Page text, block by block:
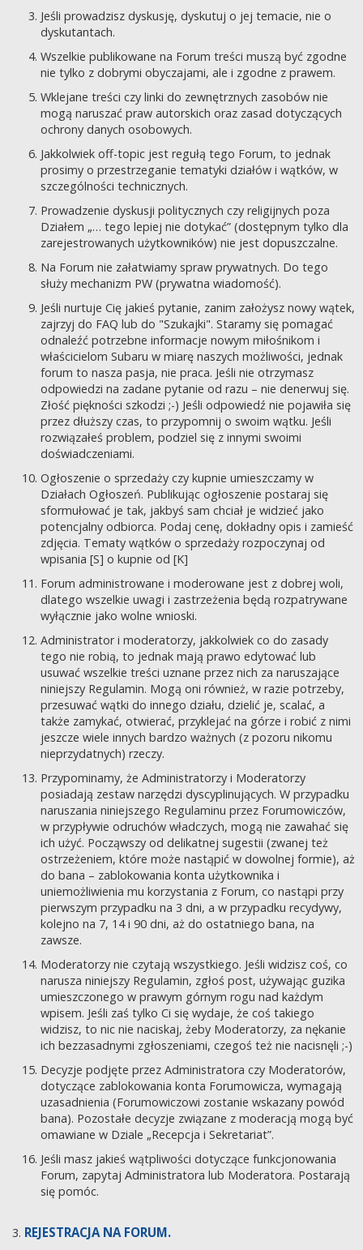
Jeśli prowadzisz dyskusję, dyskutuj o jej temacie, nie o
dyskutantach.
Wszelkie publikowane na Forum treści muszą być zgodne
nie tylko z dobrymi obyczajami, ale i zgodne z prawem.
Wklejane treści czy linki do zewnętrznych zasobów nie
mogą naruszać praw autorskich oraz zasad dotyczących
ochrony danych osobowych.
Jakkolwiek off-topic jest regułą tego Forum, to jednak
prosimy o przestrzeganie tematyki działów i wątków, w
szczególności technicznych.
Prowadzenie dyskusji politycznych czy religijnych poza
Działem „… tego lepiej nie dotykać” (dostępnym tylko dla
zarejestrowanych użytkowników) nie jest dopuszczalne.
Na Forum nie załatwiamy spraw prywatnych. Do tego
służy mechanizm PW (prywatna wiadomość).
Jeśli nurtuje Cię jakieś pytanie, zanim założysz nowy wątek,
zajrzyj do FAQ lub do "Szukajki". Staramy się pomagać
odnaleźć potrzebne informacje nowym miłośnikom i
właścicielom Subaru w miarę naszych możliwości, jednak
forum to nasza pasja, nie praca. Jeśli nie otrzymasz
odpowiedzi na zadane pytanie od razu – nie denerwuj się.
Złość piękności szkodzi ;-) Jeśli odpowiedź nie pojawiła się
przez dłuższy czas, to przypomnij o swoim wątku. Jeśli
rozwiązałeś problem, podziel się z innymi swoimi
doświadczeniami.
Ogłoszenie o sprzedaży czy kupnie umieszczamy w
Działach Ogłoszeń. Publikując ogłoszenie postaraj się
sformułować je tak, jakbyś sam chciał je widzieć jako
potencjalny odbiorca. Podaj cenę, dokładny opis i zamieść
zdjęcia. Tematy wątków o sprzedaży rozpoczynaj od
wpisania [S] o kupnie od [K]
Forum administrowane i moderowane jest z dobrej woli,
dlatego wszelkie uwagi i zastrzeżenia będą rozpatrywane
wyłącznie jako wolne wnioski.
Administrator i moderatorzy, jakkolwiek co do zasady
tego nie robią, to jednak mają prawo edytować lub
usuwać wszelkie treści uznane przez nich za naruszające
niniejszy Regulamin. Mogą oni również, w razie potrzeby,
przesuwać wątki do innego działu, dzielić je, scalać, a
także zamykać, otwierać, przyklejać na górze i robić z nimi
jeszcze wiele innych bardzo ważnych (z pozoru nikomu
nieprzydatnych) rzeczy.
Przypominamy, że Administratorzy i Moderatorzy
posiadają zestaw narzędzi dyscyplinujących. W przypadku
naruszania niniejszego Regulaminu przez Forumowiczów,
w przypływie odruchów władczych, mogą nie zawahać się
ich użyć. Począwszy od delikatnej sugestii (zwanej też
ostrzeżeniem, które może nastąpić w dowolnej formie), aż
do bana – zablokowania konta użytkownika i
uniemożliwienia mu korzystania z Forum, co nastąpi przy
pierwszym przypadku na 3 dni, a w przypadku recydywy,
kolejno na 7, 14 i 90 dni, aż do ostatniego bana, na
zawsze.
Moderatorzy nie czytają wszystkiego. Jeśli widzisz coś, co
narusza niniejszy Regulamin, zgłoś post, używając guzika
umieszczonego w prawym górnym rogu nad każdym
wpisem. Jeśli zaś tylko Ci się wydaje, że coś takiego
widzisz, to nic nie naciskaj, żeby Moderatorzy, za nękanie
ich bezzasadnymi zgłoszeniami, czegoś też nie nacisnęli ;-)
Decyzje podjęte przez Administratora czy Moderatorów,
dotyczące zablokowania konta Forumowicza, wymagają
uzasadnienia (Forumowiczowi zostanie wskazany powód
bana). Pozostałe decyzje związane z moderacją mogą być
omawiane w Dziale „Recepcja i Sekretariat”.
Jeśli masz jakieś wątpliwości dotyczące funkcjonowania
Forum, zapytaj Administratora lub Moderatora. Postarają
się pomóc.
REJESTRACJA NA FORUM.